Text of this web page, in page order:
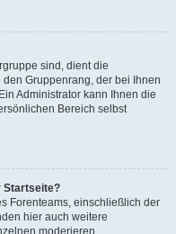
sind, dient die
Gruppenrang, der bei Ihnen
Administrator kann Ihnen die
Bereich selbst
Startseite?
Forenteams, einschließlich der
hier auch weitere
moderieren.